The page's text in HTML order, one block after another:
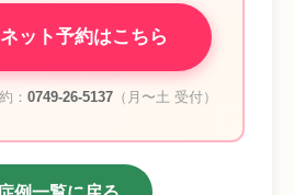
ット予約はこちら
： 0749-26-5137（月〜土 受付）